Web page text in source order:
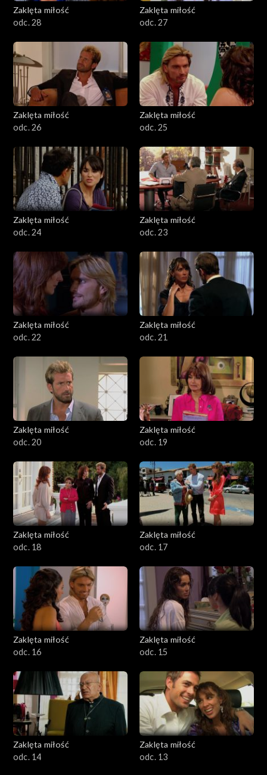
Zaklęta miłość
odc. 28
Zaklęta miłość
odc. 27
Zaklęta miłość
odc. 26
Zaklęta miłość
odc. 25
Zaklęta miłość
odc. 24
Zaklęta miłość
odc. 23
Zaklęta miłość
odc. 22
Zaklęta miłość
odc. 21
Zaklęta miłość
odc. 20
Zaklęta miłość
odc. 19
Zaklęta miłość
odc. 18
Zaklęta miłość
odc. 17
Zaklęta miłość
odc. 16
Zaklęta miłość
odc. 15
Zaklęta miłość
odc. 14
Zaklęta miłość
odc. 13